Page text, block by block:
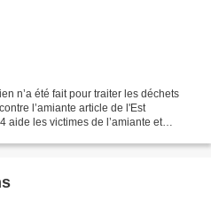
n’a été fait pour traiter les déchets
l’amiante article de l'Est
aide les victimes de l’amiante et